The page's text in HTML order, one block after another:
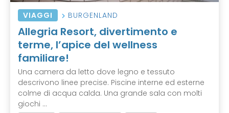
VIAGGI BURGENLAND
Allegria Resort, divertimento e
terme, l’apice del wellness
familiare!
Una camera da letto dove legno e tessuto
descrivono linee precise. Piscine interne ed esterne
colme di acqua calda. Una grande sala con molti
giochi ...